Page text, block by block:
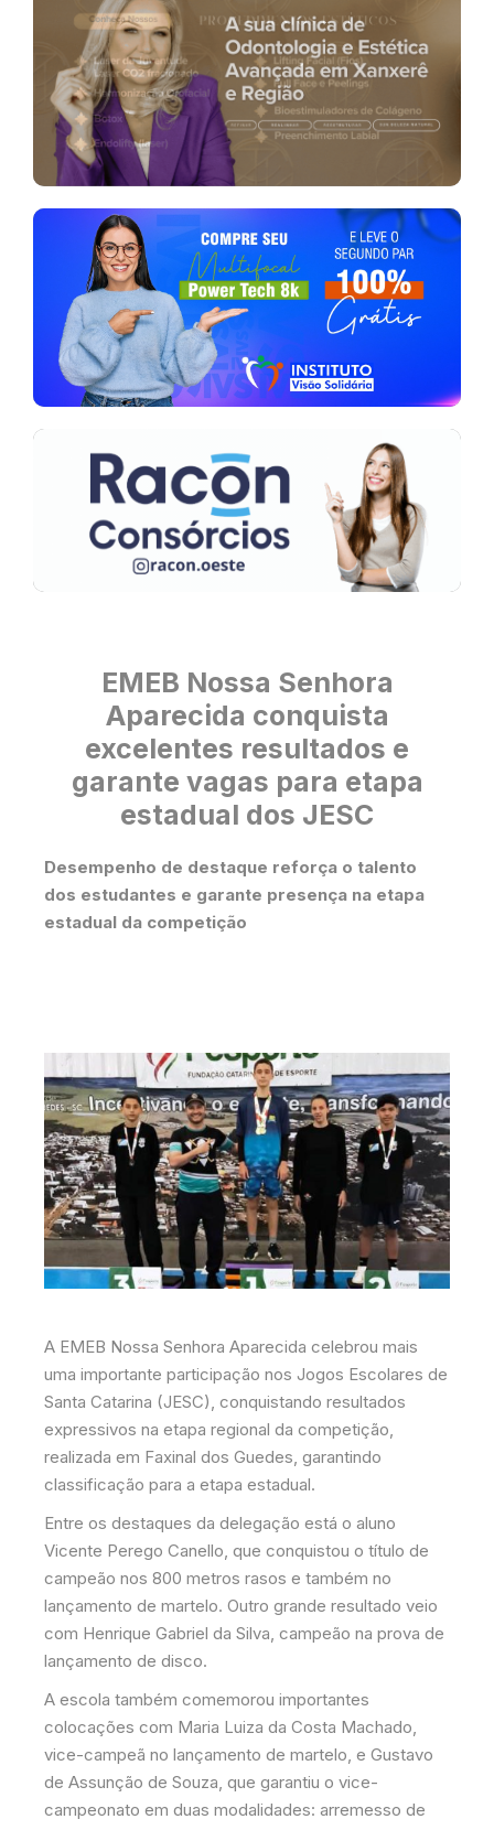
EMEB Nossa Senhora
Aparecida conquista
excelentes resultados e
garante vagas para etapa
estadual dos JESC
Desempenho de destaque reforça o talento
dos estudantes e garante presença na etapa
estadual da competição
A EMEB Nossa Senhora Aparecida celebrou mais
uma importante participação nos Jogos Escolares de
Santa Catarina (JESC), conquistando resultados
expressivos na etapa regional da competição,
realizada em Faxinal dos Guedes, garantindo
classificação para a etapa estadual.
Entre os destaques da delegação está o aluno
Vicente Perego Canello, que conquistou o título de
campeão nos 800 metros rasos e também no
lançamento de martelo. Outro grande resultado veio
com Henrique Gabriel da Silva, campeão na prova de
lançamento de disco.
A escola também comemorou importantes
colocações com Maria Luiza da Costa Machado,
vice-campeã no lançamento de martelo, e Gustavo
de Assunção de Souza, que garantiu o vice-
campeonato em duas modalidades: arremesso de